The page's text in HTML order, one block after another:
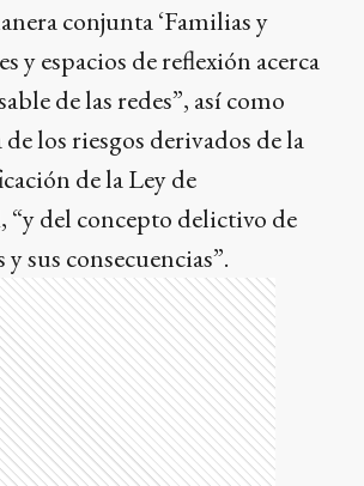
conjunta ‘Familias y
y espacios de reflexión acerca
de las redes”, así como
los riesgos derivados de la
de la Ley de
del concepto delictivo de
sus consecuencias”.